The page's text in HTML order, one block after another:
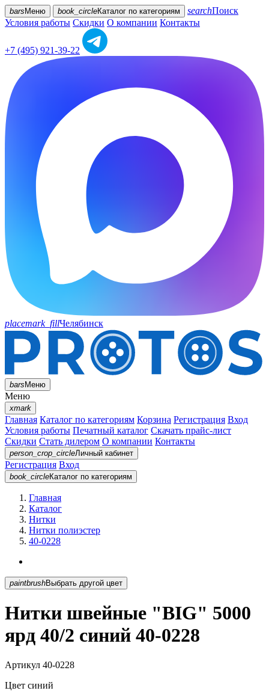
bars Меню book_circleКаталог по категориям searchПоиск
Условия работы Скидки О компании Контакты
+7 (495) 921-39-22
placemark_fillЧелябинск
barsМеню
Меню
xmark
Главная Каталог по категориям Корзина Регистрация Вход
Условия работы Печатный каталог Скачать прайс-лист
Скидки Стать дилером О компании Контакты
person_crop_circleЛичный кабинет
Регистрация Вход
book_circleКаталог по категориям
Главная
Каталог
Нитки
Нитки полиэстер
40-0228
paintbrush Выбрать другой цвет
Нитки швейные "BIG" 5000
ярд 40/2 синий 40-0228
Артикул 40-0228
Цвет синий